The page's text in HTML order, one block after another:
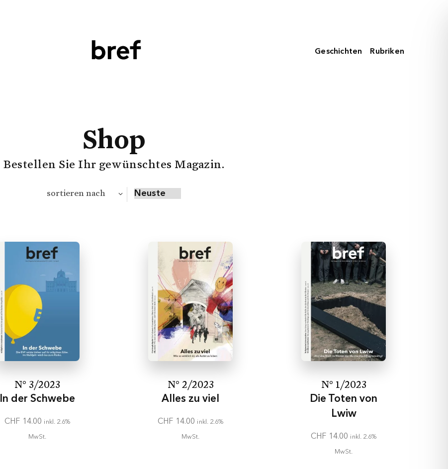
Geschichten Rubriken
Shop
Bestellen Sie Ihr gewünschtes Magazin.
sortieren nach
N° 3/2023
In der Schwebe
CHF 14.00 inkl. 2.6%
MwSt.
N° 2/2023
Alles zu viel
CHF 14.00 inkl. 2.6%
MwSt.
N° 1/2023
Die Toten von
Lwiw
CHF 14.00 inkl. 2.6%
MwSt.